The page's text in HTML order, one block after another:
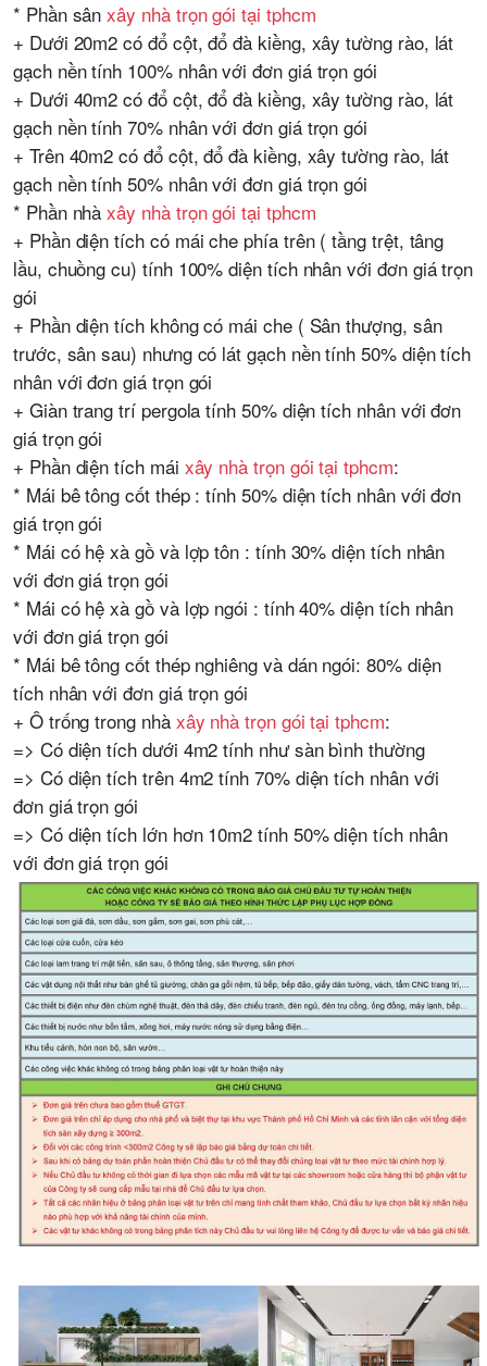
* Phần sânxây nhà trọn gói tại tphcm
+ Dưới 20m2 có đổ cột, đổ đà kiềng, xây tường rào, lát
gạch nền tính 100% nhân với đơn giá trọn gói
+ Dưới 40m2 có đổ cột, đổ đà kiềng, xây tường rào, lát
gạch nền tính 70% nhân với đơn giá trọn gói
+ Trên 40m2 có đổ cột, đổ đà kiềng, xây tường rào, lát
gạch nền tính 50% nhân với đơn giá trọn gói
* Phần nhàxây nhà trọn gói tại tphcm
+ Phần diện tích có mái che phía trên ( tầng trệt, tâng
lầu, chuồng cu) tính 100% diện tích nhân với đơn giá trọn
gói
+ Phần diện tích không có mái che ( Sân thượng, sân
trước, sân sau) nhưng có lát gạch nền tính 50% diện tích
nhân với đơn giá trọn gói
+ Giàn trang trí pergola tính 50% diện tích nhân với đơn
giá trọn gói
+ Phần diện tích mái xây nhà trọn gói tại tphcm:
* Mái bê tông cốt thép : tính 50% diện tích nhân với đơn
giá trọn gói
* Mái có hệ xà gồ và lợp tôn : tính 30% diện tích nhân
với đơn giá trọn gói
* Mái có hệ xà gồ và lợp ngói : tính 40% diện tích nhân
với đơn giá trọn gói
* Mái bê tông cốt thép nghiêng và dán ngói: 80% diện
tích nhân với đơn giá trọn gói
+ Ô trống trong nhà xây nhà trọn gói tại tphcm:
=> Có diện tích dưới 4m2 tính như sàn bình thường
=> Có diện tích trên 4m2 tính 70% diện tích nhân với
đơn giá trọn gói
=> Có diện tích lớn hơn 10m2 tính 50% diện tích nhân
với đơn giá trọn gói